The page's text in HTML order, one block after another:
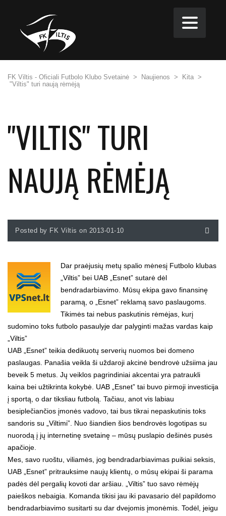
FK Viltis - Oficiali Futbolo Klubo Svetainė > Naujienos > Kita >
"Viltis" turi naują rėmėją
"VILTIS" TURI
NAUJĄ RĖMĖJĄ
Posted by FK Viltis on 2013-01-10
Dar praėjusių metų spalio mėnesį Futbolo klubas
„Viltis” bei UAB „Esnet” sutarė dėl
bendradarbiavimo. Mūsų ekipa gavo finansinę
paramą, o „Esnet” reklamą savo paslaugoms.
Tikimės tai nebus paskutinis rėmėjas, kurį
sudomino toks futbolo pasaulyje dar palyginti mažas vardas kaip
„Viltis”
UAB „Esnet” teikia dedikuotų serverių nuomos bei domeno
paslaugas. Panašia veikla ši uždaroji akcinė bendrovė užsiima jau
beveik 5 metus. Jų veiklos pagrindiniai akcentai yra patraukli
kaina bei užtikrinta kokybė. UAB „Esnet” tai buvo pirmoji investicija
į sportą, o dar tiksliau futbolą. Tačiau, anot vis labiau
besiplečiančios įmonės vadovo, tai bus tikrai nepaskutinis toks
sandoris su „Viltimi”. Nuo šiandien šios bendrovės logotipas su
nuorodą į jų internetinę svetainę – mūsų puslapio dešinės pusės
apačioje.
Mes, savo ruoštu, viliamės, jog bendradarbiavimas puikiai seksis,
UAB „Esnet” pritrauksime naujų klientų, o mūsų ekipai ši parama
padės dėl pergalių kovoti dar aršiau. „Viltis” tuo savo rėmėjų
paieškos nebaigia. Komanda tikisi jau iki pavasario dėl papildomo
bendradarbiavimo susitarti su dar dvejomis įmonėmis. Todėl, jeigu